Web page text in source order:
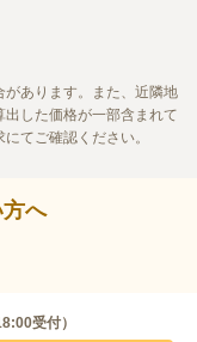
あります。また、近隣地
した価格が一部含まれて
てご確認ください。
へ
受付）